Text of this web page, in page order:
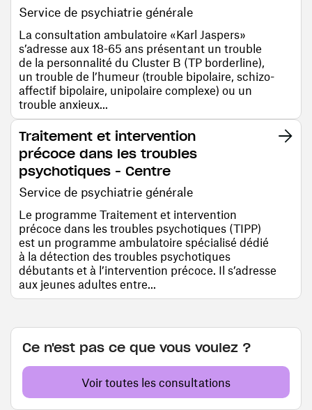
Service de psychiatrie générale
La consultation ambulatoire «Karl Jaspers»
s’adresse aux 18-65 ans présentant un trouble
de la personnalité du Cluster B (TP borderline),
un trouble de l’humeur (trouble bipolaire, schizo-
affectif bipolaire, unipolaire complexe) ou un
trouble anxieux...
Traitement et intervention
précoce dans les troubles
psychotiques - Centre
Service de psychiatrie générale
Le programme Traitement et intervention
précoce dans les troubles psychotiques (TIPP)
est un programme ambulatoire spécialisé dédié
à la détection des troubles psychotiques
débutants et à l’intervention précoce. Il s’adresse
aux jeunes adultes entre...
Ce n'est pas ce que vous voulez ?
Voir toutes les consultations